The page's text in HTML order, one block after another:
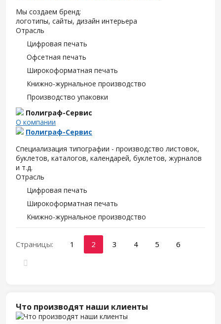
Мы создаем бренд:
логотипы, сайты, дизайн интерьера
Отрасль
Цифровая печать
Офсетная печать
Широкоформатная печать
Книжно-журнальное производство
Производство упаковки
Полиграф-Сервис
О компании
Полиграф-Сервис
Специализация типографии - производство листовок,
буклетов, каталогов, календарей, буклетов, журналов
и т.д.
Отрасль
Цифровая печать
Широкоформатная печать
Книжно-журнальное производство
Страницы: 1 2 3 4 5 6
Что производят наши клиенты